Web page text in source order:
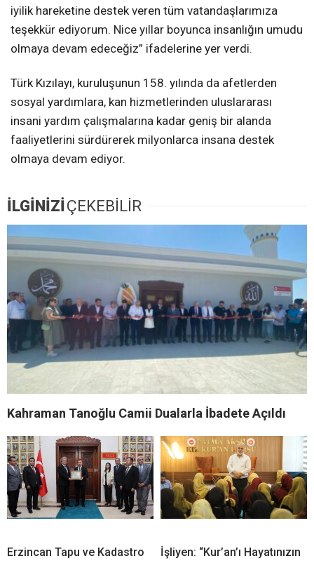
iyilik hareketine destek veren tüm vatandaşlarımıza
teşekkür ediyorum. Nice yıllar boyunca insanlığın umudu
olmaya devam edeceğiz” ifadelerine yer verdi.
Türk Kızılayı, kuruluşunun 158. yılında da afetlerden
sosyal yardımlara, kan hizmetlerinden uluslararası
insani yardım çalışmalarına kadar geniş bir alanda
faaliyetlerini sürdürerek milyonlarca insana destek
olmaya devam ediyor.
İLGİNİZİÇEKEBİLİR
Kahraman Tanoğlu Camii Dualarla İbadete Açıldı
Erzincan Tapu ve Kadastro
İşliyen: “Kur’an’ı Hayatınızın